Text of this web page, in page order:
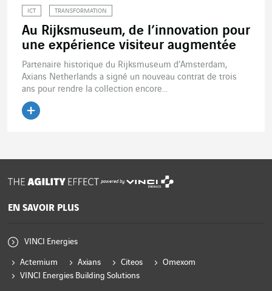
ICT TRANSFORMATION
Au Rijksmuseum, de l’innovation pour
une expérience visiteur augmentée
Partenaire historique du Rijksmuseum d’Amsterdam,
Axians Netherlands a signé un nouveau contrat de trois
ans pour rendre la collection encore...
powered by
EN SAVOIR PLUS
VINCI Energies
Actemium Axians Citeos
Omexom
VINCI Energies Building Solutions